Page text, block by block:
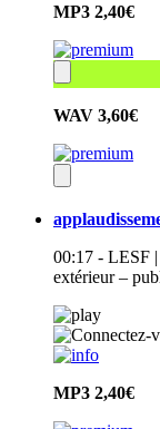
MP3 2,40€
WAV 3,60€
00:17 - LESF |
extérieur –
MP3 2,40€